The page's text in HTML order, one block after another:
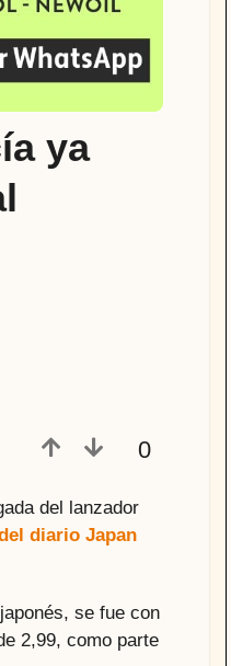
ya
0
del lanzador
diario Japan
se fue con
2,99, como parte